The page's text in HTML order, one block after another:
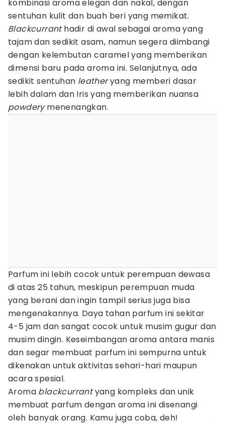
kombinasi aroma elegan dan nakal, dengan
sentuhan kulit dan buah beri yang memikat.
Blackcurranthadir di awal sebagai aroma yang
tajam dan sedikit asam, namun segera diimbangi
dengan kelembutan caramel yang memberikan
dimensi baru pada aroma ini. Selanjutnya, ada
sedikit sentuhan leatheryang memberi dasar
lebih dalam dan Iris yang memberikan nuansa
powderymenenangkan.
Parfum ini lebih cocok untuk perempuan dewasa
di atas 25 tahun, meskipun perempuan muda
yang berani dan ingin tampil serius juga bisa
mengenakannya. Daya tahan parfum ini sekitar
4-5 jam dan sangat cocok untuk musim gugur dan
musim dingin. Keseimbangan aroma antara manis
dan segar membuat parfum ini sempurna untuk
dikenakan untuk aktivitas sehari-hari maupun
acara spesial.
Aroma blackcurrantyang kompleks dan unik
membuat parfum dengan aroma ini disenangi
oleh banyak orang. Kamu juga coba, deh!